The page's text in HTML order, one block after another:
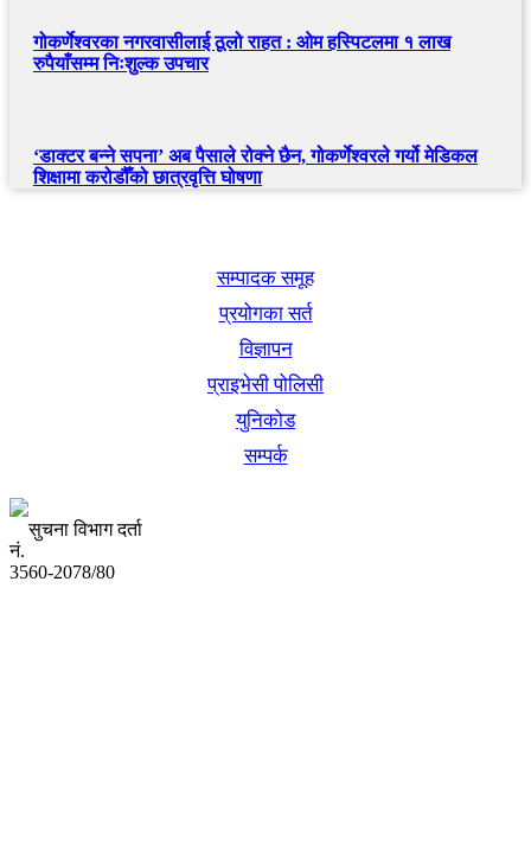
गोकर्णेश्वरका नगरवासीलाई ठूलो राहत : ओम हस्पिटलमा १ लाख
रुपैयाँसम्म निःशुल्क उपचार
‘डाक्टर बन्ने सपना’ अब पैसाले रोक्ने छैन, गोकर्णेश्वरले गर्यो मेडिकल
शिक्षामा करोडौँको छात्रवृत्ति घोषणा
सम्पादक समूह
प्रयोगका सर्त
विज्ञापन
प्राइभेसी पोलिसी
युनिकोड
सम्पर्क
सुचना विभाग दर्ता
नं.
3560-2078/80